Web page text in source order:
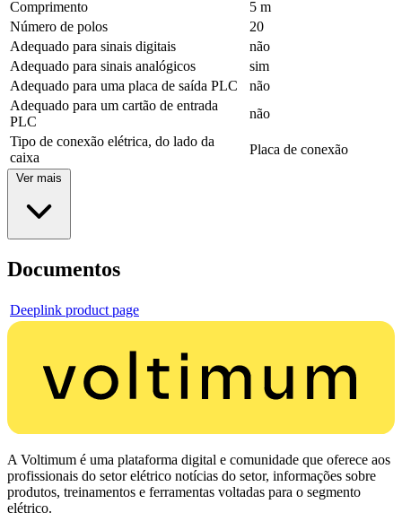
Comprimento
5 m
Número de polos
20
Adequado para sinais digitais
não
Adequado para sinais analógicos
sim
Adequado para uma placa de saída PLC
não
Adequado para um cartão de entrada
PLC
não
Tipo de conexão elétrica, do lado da
caixa
Placa de conexão
Ver mais
Documentos
Deeplink product page
A Voltimum é uma plataforma digital e comunidade que oferece aos
profissionais do setor elétrico notícias do setor, informações sobre
produtos, treinamentos e ferramentas voltadas para o segmento
elétrico.